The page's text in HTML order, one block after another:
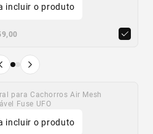
P G
incluir o produto
Produto anterior
Próximo produto
para Cachorros Air Mesh
Fuse UFO
P M G
para Cachorros H Fuse UFO
P M G
incluir o produto